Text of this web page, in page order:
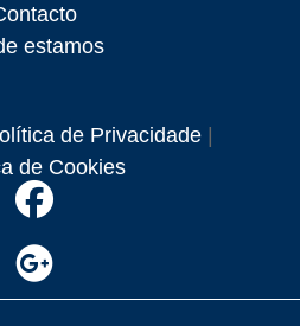
estamos
de Privacidade|
de Cookies